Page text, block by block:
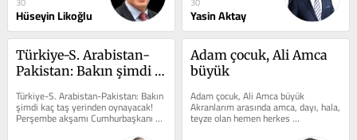
Hüseyin Likoğlu Yasin Aktay
Türkiye-S. Arabistan-
Pakistan: Bakın şimdi
oynayacak!
Türkiye-S. Arabistan-Pakistan: Bakın
şimdi kaç taş yerinden oynayacak!
Perşembe akşamı Cumhurbaşkanı
Erdoğan’ın bir günlük Suudi...
Adam çocuk, Ali Amca
büyük
Adam çocuk, Ali Amca büyük
Akranlarım arasında amca, dayı, hala,
teyze olan hemen herkes
hatırlayacaktır; biz eskiden, aileye